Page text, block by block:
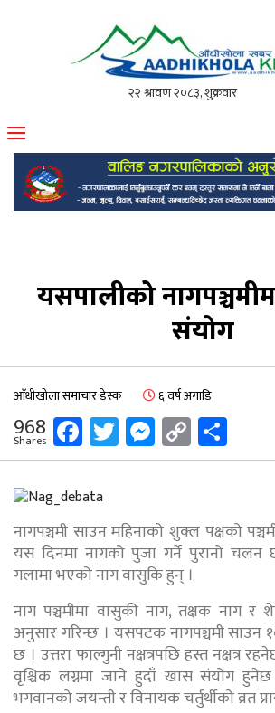
मोफसलकै लोकप्रिय अनलाइन पत्रिका
यसपालीको
संयोग
आँधीखोला समाचार डेस्क ६ वर्ष अगाडि
968
Shares Facebook
Twitter
Messenger
Copy
Link
नागपञ्चमी साउन महिनाको शुक्ल पक्षको
यस दिनमा नागको पुजा गर्ने पुरानो
गलामा भएको नाग वासुकि हुन् ।
नाग पञ्चमीमा वासुकी नाग, तक्षक नाग र
अनुसार गरिन्छ । यसपटक नागपञ्चमी साउन
छ । उत्तरा फाल्गुनी नक्षत्रपछि हस्त नक्षत्र
वृश्चिक लग्नमा जाने हुदाँ खास संयोग
भगवानको जयन्ती र विनायक चर्तुर्थीको व्रत